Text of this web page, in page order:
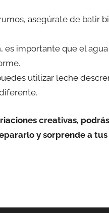
asegúrate de batir
importante que el
utilizar leche
creativas,
y sorprende a